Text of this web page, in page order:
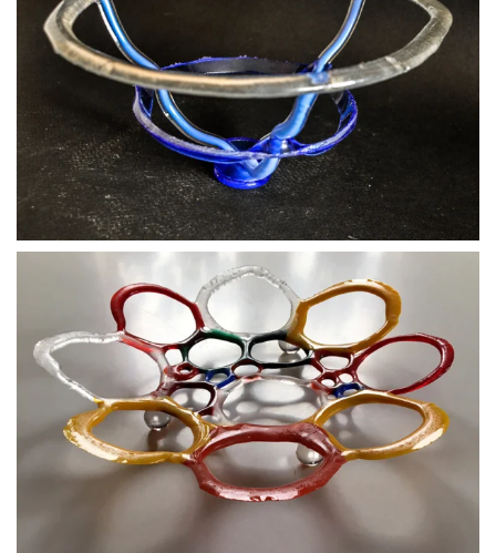
BLÄDDRA I GALLERI
BLÄDDRA I GALLERI